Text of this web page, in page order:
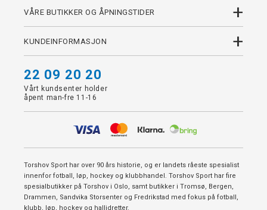
VÅRE BUTIKKER OG ÅPNINGSTIDER +
KUNDEINFORMASJON +
22 09 20 20
Vårt kundsenter holder
åpent man-fre 11-16
Torshov Sport har over 90 års historie, og er landets råeste spesialist
innenfor fotball, løp, hockey og klubbhandel. Torshov Sport har fire
spesialbutikker på Torshov i Oslo, samt butikker i Tromsø, Bergen,
Drammen, Sandvika Storsenter og Fredrikstad med fokus på fotball,
klubb, løp, hockey og hallidretter.